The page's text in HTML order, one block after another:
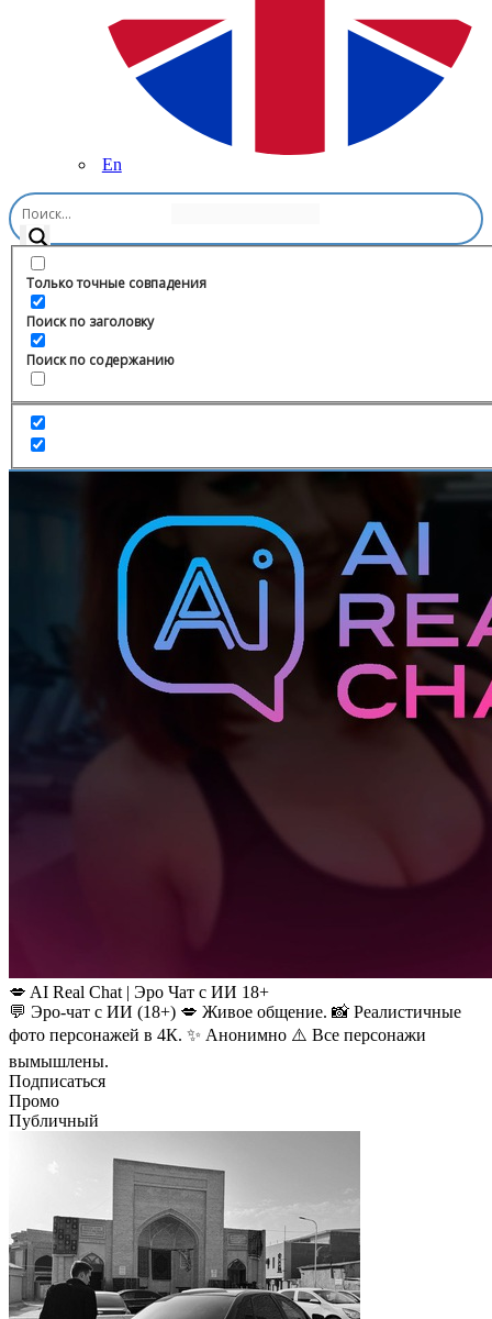
En
Только точные совпадения
Поиск по заголовку
Поиск по содержанию
Главная
💋 AI Real Chat | Эро Чат с ИИ 18+
💬 Эро-чат с ИИ (18+) 💋 Живое общение. 📸 Реалистичные
фото персонажей в 4К. ✨ Анонимно ⚠️ Все персонажи
вымышлены.
Подписаться
Промо
Публичный